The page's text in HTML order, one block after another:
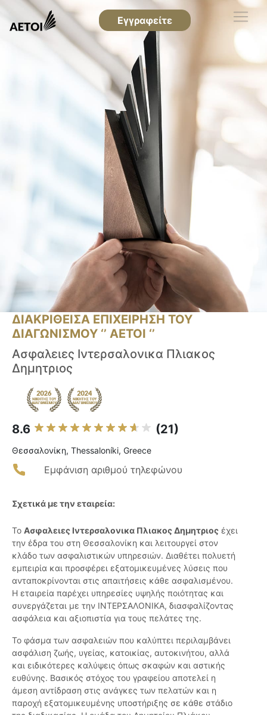
Εγγραφείτε
ΔΙΑΚΡΙΘΕΙΣΑ ΕΠΙΧΕΙΡΗΣΗ ΤΟΥ
ΔΙΑΓΩΝΙΣΜΟΥ ‘’ ΑΕΤΟΙ ‘’
Ασφαλειες Ιντερσαλονικα Πλιακος
Δημητριος
8.6 (21)
Θεσσαλονίκη, Thessaloníki, Greece
Εμφάνιση αριθμού τηλεφώνου
Σχετικά με την εταιρεία:
Το Ασφαλειες Ιντερσαλονικα Πλιακος Δημητριος έχει
την έδρα του στη Θεσσαλονίκη και λειτουργεί στον
κλάδο των ασφαλιστικών υπηρεσιών. Διαθέτει πολυετή
εμπειρία και προσφέρει εξατομικευμένες λύσεις που
ανταποκρίνονται στις απαιτήσεις κάθε ασφαλισμένου.
Η εταιρεία παρέχει υπηρεσίες υψηλής ποιότητας και
συνεργάζεται με την ΙΝΤΕΡΣΑΛΟΝΙΚΑ, διασφαλίζοντας
ασφάλεια και αξιοπιστία για τους πελάτες της.
Το φάσμα των ασφαλειών που καλύπτει περιλαμβάνει
ασφάλιση ζωής, υγείας, κατοικίας, αυτοκινήτου, αλλά
και ειδικότερες καλύψεις όπως σκαφών και αστικής
ευθύνης. Βασικός στόχος του γραφείου αποτελεί η
άμεση αντίδραση στις ανάγκες των πελατών και η
παροχή εξατομικευμένης υποστήριξης σε κάθε στάδιο